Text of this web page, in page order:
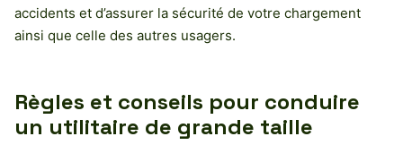
accidents et d’assurer la sécurité de votre chargement
ainsi que celle des autres usagers.
Règles et conseils pour conduire
un utilitaire de grande taille